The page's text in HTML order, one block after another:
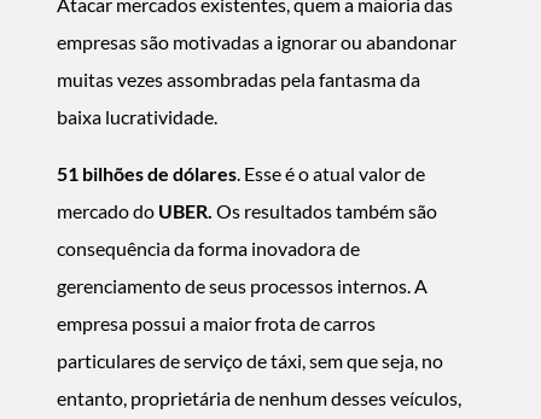
empresas são motivadas a ignorar ou abandonar
muitas vezes assombradas pela fantasma da
baixa lucratividade.
51 bilhões de dólares. Esse é o atual valor de
mercado do UBER. Os resultados também são
consequência da forma inovadora de
gerenciamento de seus processos internos. A
empresa possui a maior frota de carros
particulares de serviço de táxi, sem que seja, no
entanto, proprietária de nenhum desses veículos,